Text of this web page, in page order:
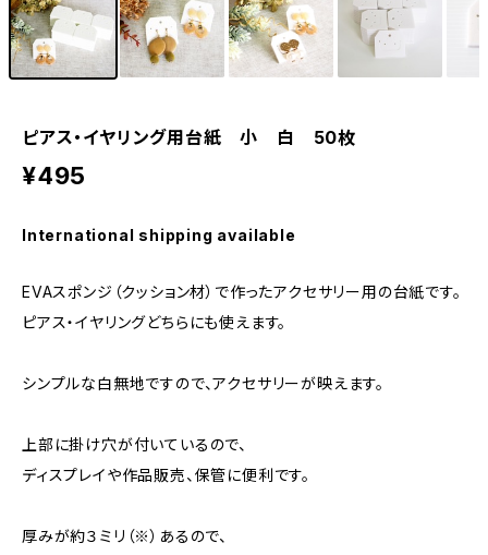
ピアス・イヤリング用台紙 小 白 50枚
¥495
International shipping available
EVAスポンジ（クッション材）で作ったアクセサリー用の台紙です。
ピアス・イヤリングどちらにも使えます。
シンプルな白無地ですので、アクセサリーが映えます。
上部に掛け穴が付いているので、
ディスプレイや作品販売、保管に便利です。
厚みが約３ミリ（※）あるので、